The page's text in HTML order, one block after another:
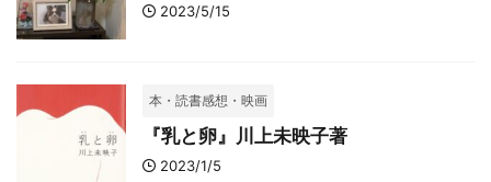
2023/5/15
本・読書感想・映画
『乳と卵』川上未映子著
2023/1/5